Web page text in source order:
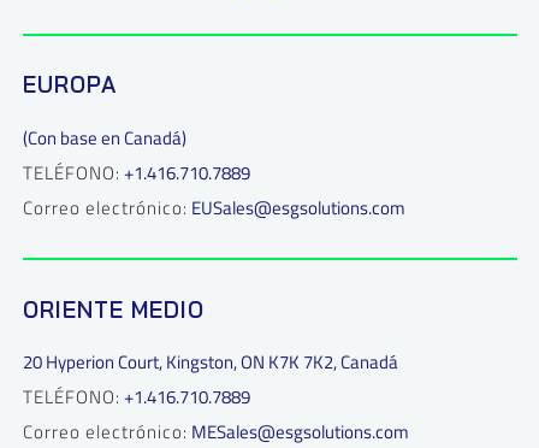
EUROPA
(Con base en Canadá)
TELÉFONO: +1.416.710.7889
Correo electrónico: EUSales@esgsolutions.com
ORIENTE MEDIO
20 Hyperion Court, Kingston, ON K7K 7K2, Canadá
TELÉFONO: +1.416.710.7889
Correo electrónico: MESales@esgsolutions.com